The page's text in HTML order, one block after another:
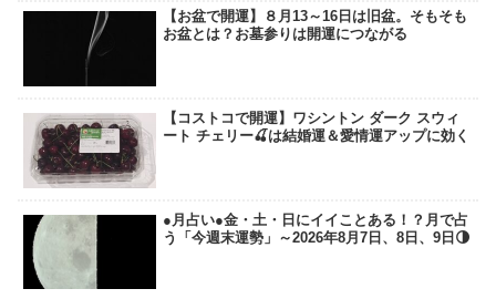
【お盆で開運】８月13～16日は旧盆。そもそも
お盆とは？お墓参りは開運につながる
【コストコで開運】ワシントン ダーク スウィ
ート チェリー🍒は結婚運＆愛情運アップに効く
●月占い●金・土・日にイイことある！？月で占
う「今週末運勢」～2026年8月7日、8日、9日🌗